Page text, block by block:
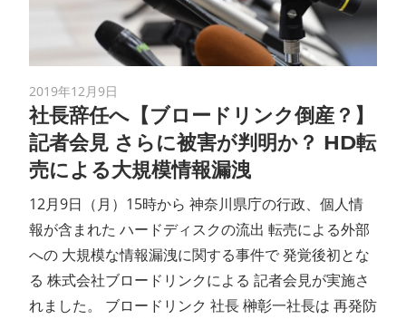
2019年12月9日
社長辞任へ【ブロードリンク倒産？】
記者会見 さらに被害が判明か？ HD転
売による大規模情報漏洩
12月9日（月）15時から 神奈川県庁の行政、個人情
報が含まれた ハードディスクの流出 転売による外部
への 大規模な情報漏洩に関する事件で 発覚後初とな
る 株式会社ブロードリンクによる 記者会見が実施さ
れました。 ブロードリンク 社長 榊彰一社長は 再発防